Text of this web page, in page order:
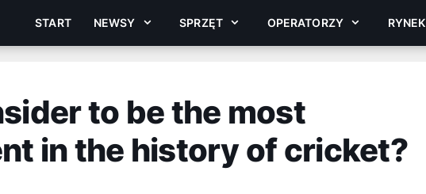
START NEWSY SPRZĘT OPERATORZY RYNEK
to be the most
in the history of cricket?